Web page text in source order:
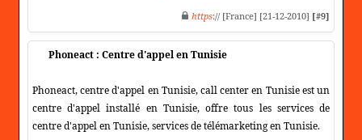
https:// [France] [21-12-2010] [#9]
Phoneact : Centre d'appel en Tunisie
Phoneact, centre d'appel en Tunisie, call center en Tunisie est un
centre d'appel installé en Tunisie, offre tous les services de
centre d'appel en Tunisie, services de télémarketing en Tunisie.